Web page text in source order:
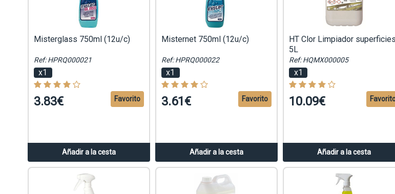
Misterglass 750ml (12u/c)
Ref: HPRQ000021
x1
3.83€
Añadir a la cesta
Favorito
Misternet 750ml (12u/c)
Ref: HPRQ000022
x1
3.61€
Añadir a la cesta
Favorito
HT Clor Limpiador superficies
5L
Ref: HQMX000005
x1
10.09€
Añadir a la cesta